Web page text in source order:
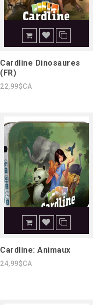
Cardline Dinosaures
(FR)
22,99$CA
Cardline: Animaux
24,99$CA